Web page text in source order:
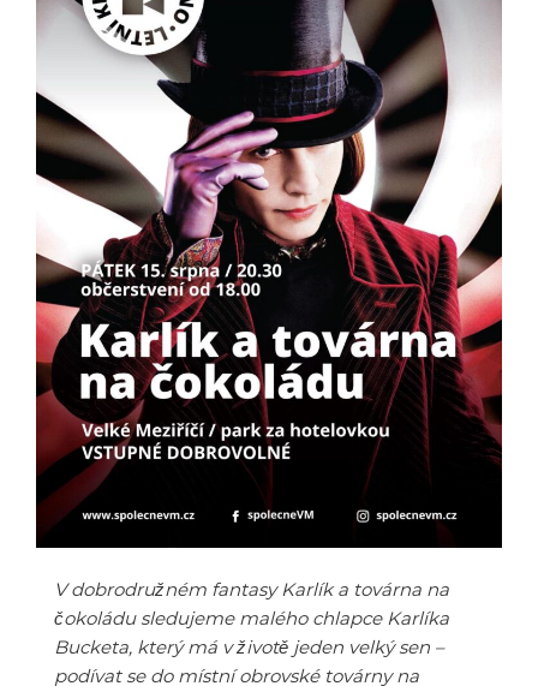
V dobrodružném fantasy Karlík a továrna na
čokoládu sledujeme malého chlapce Karlíka
Bucketa, který má v životě jeden velký sen –
podívat se do místní obrovské továrny na